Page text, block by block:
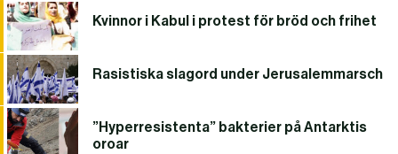
Kvinnor i Kabul i protest för bröd och frihet
Rasistiska slagord under Jerusalemmarsch
”Hyperresistenta” bakterier på Antarktis
oroar